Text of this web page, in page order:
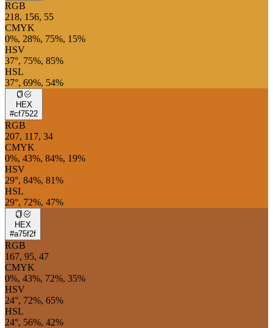
RGB
218, 156, 55
CMYK
0%, 28%, 75%, 15%
HSV
37°, 75%, 85%
HSL
37°, 69%, 54%
HEX
#cf7522
RGB
207, 117, 34
CMYK
0%, 43%, 84%, 19%
HSV
29°, 84%, 81%
HSL
29°, 72%, 47%
HEX
#a75f2f
RGB
167, 95, 47
CMYK
0%, 43%, 72%, 35%
HSV
24°, 72%, 65%
HSL
24°, 56%, 42%